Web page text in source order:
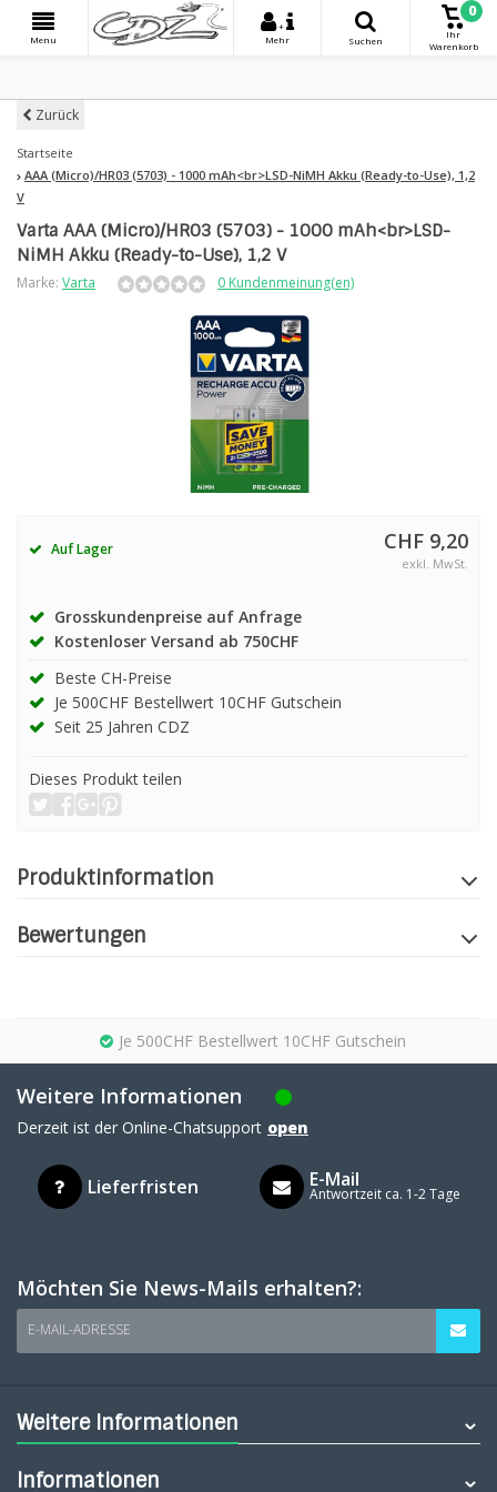
Menu
+
Mehr
Suchen
0
Ihr
Warenkorb
Zurück
Startseite
AAA (Micro)/HR03 (5703) - 1000 mAh<br>LSD-NiMH Akku (Ready-to-Use), 1,2
V
Varta AAA (Micro)/HR03 (5703) - 1000 mAh<br>LSD-
NiMH Akku (Ready-to-Use), 1,2 V
Marke: Varta 0 Kundenmeinung(en)
Auf Lager CHF 9,20
exkl. MwSt.
Grosskundenpreise auf Anfrage
Kostenloser Versand ab 750CHF
Beste CH-Preise
Je 500CHF Bestellwert 10CHF Gutschein
Seit 25 Jahren CDZ
Dieses Produkt teilen
Produktinformation
Bewertungen
Je 500CHF Bestellwert 10CHF Gutschein
Weitere Informationen
Derzeit ist der Online-Chatsupport open
Lieferfristen E-Mail
Antwortzeit ca. 1-2 Tage
Möchten Sie News-Mails erhalten?:
E-MAIL-ADRESSE
Weitere Informationen
Informationen